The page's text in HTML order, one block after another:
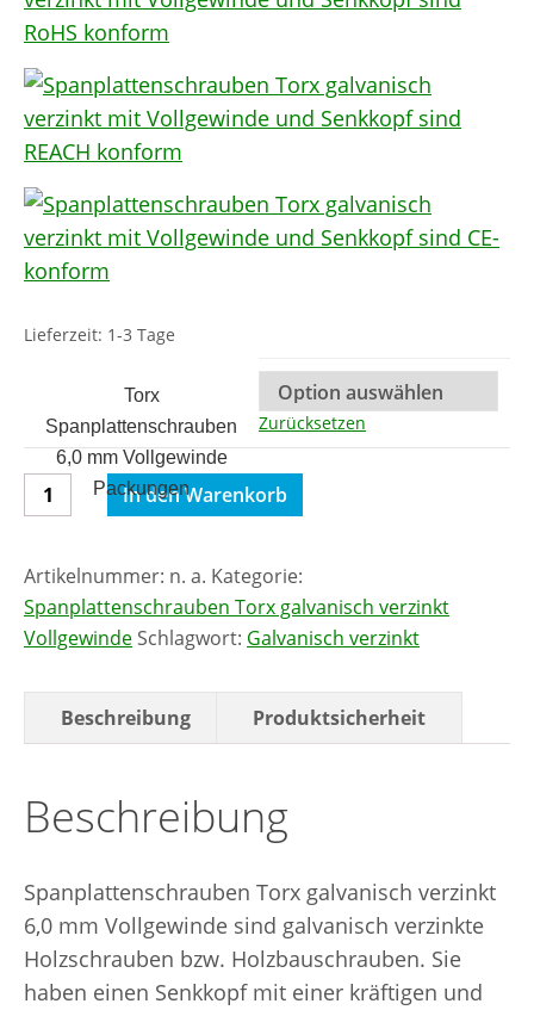
Lieferzeit: 1-3 Tage
Torx
Spanplattenschrauben
6,0 mm Vollgewinde
Packungen
Zurücksetzen
Spanplattenschrauben
Torx
verzinkt
6,0
mm
Menge
In den Warenkorb
Artikelnummer: n. a. Kategorie:
Spanplattenschrauben Torx galvanisch verzinkt
Vollgewinde Schlagwort: Galvanisch verzinkt
Beschreibung Produktsicherheit
Beschreibung
Spanplattenschrauben Torx galvanisch verzinkt
6,0 mm Vollgewinde sind galvanisch verzinkte
Holzschrauben bzw. Holzbauschrauben. Sie
haben einen Senkkopf mit einer kräftigen und